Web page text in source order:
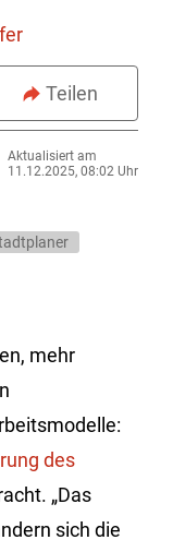
Teilen
Aktualisiert am
11.12.2025, 08:02 Uhr
mehr
des
„Das
sich die